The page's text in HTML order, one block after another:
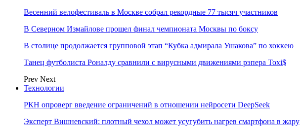
Весенний велофестиваль в Москве собрал рекордные 77 тысяч участников
В Северном Измайлове прошел финал чемпионата Москвы по боксу
В столице продолжается групповой этап “Кубка адмирала Ушакова” по хоккею
Танец футболиста Роналду сравнили с вирусными движениями рэпера Toxi$
Prev Next
Технологии
РКН опроверг введение ограничений в отношении нейросети DeepSeek
Эксперт Вишневский: плотный чехол может усугубить нагрев смартфона в жару